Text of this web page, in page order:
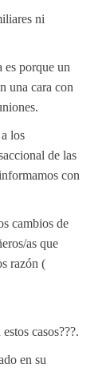
ni
es porque un
una cara con
los
de las
con
cambios de
as que
razón (
casos???.
en su